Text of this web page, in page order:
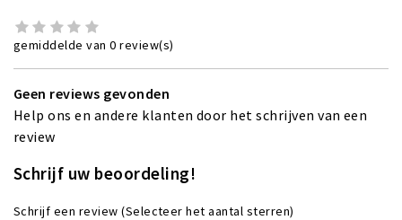
gemiddelde van 0 review(s)
Geen reviews gevonden
Help ons en andere klanten door het schrijven van een
review
Schrijf uw beoordeling!
Schrijf een review (Selecteer het aantal sterren)